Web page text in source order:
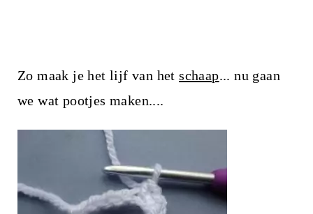
Zo maak je het lijf van hetschaap... nu gaan
we wat pootjes maken....